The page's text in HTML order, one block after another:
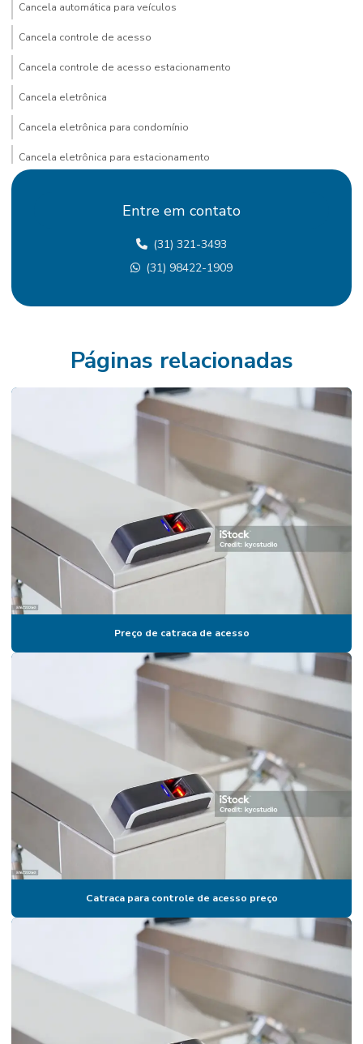
Cancela automática para veículos
Cancela controle de acesso
Cancela controle de acesso estacionamento
Cancela eletrônica
Cancela eletrônica para condomínio
Cancela eletrônica para estacionamento
Cancela para estacionamento com ticket
Cancela com leitura de placa
Cancela com reconhecimento de placa
Cancela com sistema de leitura de placa
Cancelas de acesso
Cancelas automáticas para estacionamentos
Catraca para academia com biometria
Catraca para academia com biometria preço
Catraca para academia com software
Catraca de acesso
Catraca de acesso para academia
Catraca de acesso com biometria
Catraca de acesso biométrica
Catraca de acesso para cadeirante
Catraca de acesso com reconhecimento facial
Catraca de acesso valor
Catraca com biometria
Catraca com biometria preço
Catraca biométrica
Catraca biométrica para academia
Catraca biométrica control id
Catraca biométrica henry
Catraca biométrica valor
Entre em contato
(31) 321-3493
(31) 98422-1909
Páginas relacionadas
Preço de catraca de acesso
Catraca para controle de acesso preço